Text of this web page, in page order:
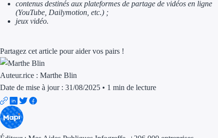
contenus destinés aux plateformes de partage de vidéos en ligne
(YouTube, Dailymotion, etc.) ;
jeux vidéo.
Partagez cet article pour aider vos pairs !
Auteur.rice : Marthe Blin
Date de mise à jour : 31/08/2025 • 1 min de lecture